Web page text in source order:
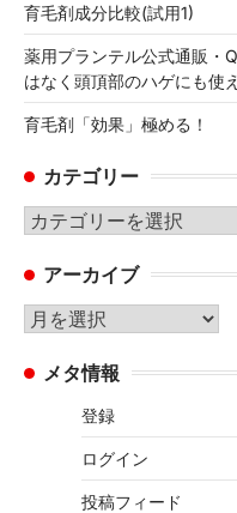
育毛剤成分比較(試用1)
薬用プランテル公式通販・
はなく頭頂部のハゲにも使
育毛剤「効果」極める！
カテゴリー
カ
ゴ
リ
ー
アーカイブ
ア
カ メタ情報
登録
ログイン
投稿フィード